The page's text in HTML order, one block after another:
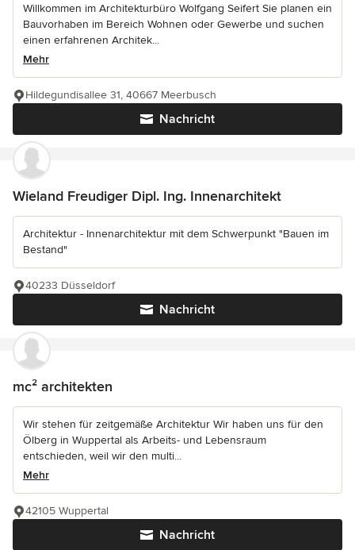
Willkommen im Architekturbüro Wolfgang Seifert Sie planen ein
Bauvorhaben im Bereich Wohnen oder Gewerbe und suchen
einen erfahrenen Architek...
Mehr
Nachricht
Hildegundisallee 31, 40667 Meerbusch
Wieland Freudiger Dipl. Ing. Innenarchitekt
Architektur - Innenarchitektur mit dem Schwerpunkt "Bauen im
Bestand"
Nachricht
40233 Düsseldorf
mc² architekten
Wir stehen für zeitgemäße Architektur Wir haben uns für den
Ölberg in Wuppertal als Arbeits- und Lebensraum
entschieden, weil wir den multi...
Mehr
Nachricht
42105 Wuppertal